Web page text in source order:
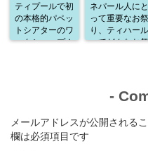
ティプールで初
の本格的パペッ
トシアターのワ
ークショップ！
ネパール人にと
って重要なお祭
り、ティハール
ってどんなお
-
メールアドレスが公開される
欄は必須項目です